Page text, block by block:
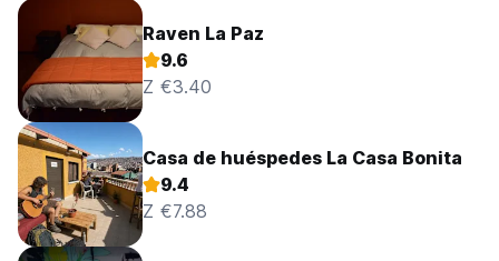
Raven La Paz
9.6
Z €3.40
Casa de huéspedes La Casa Bonita
9.4
Z €7.88